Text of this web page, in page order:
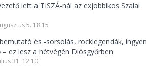
lett a TISZÁ-nál az exjobbikos Szalai
5. 18:15
és -sorsolás, rocklegendák, ingyen
– ez lesz a hétvégén Diósgyőrben
31. 12:10